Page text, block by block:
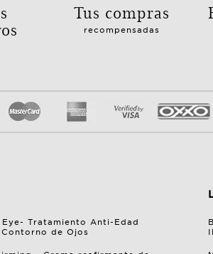
Tus compras
recompensadas
Eye- Tratamiento Anti-Edad
de Ojos